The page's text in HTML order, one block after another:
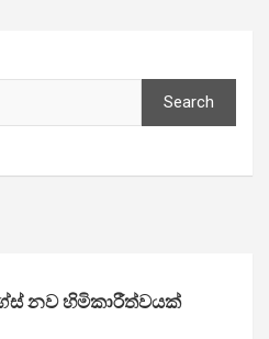
Search
නව හිමිකාරීත්වයක්